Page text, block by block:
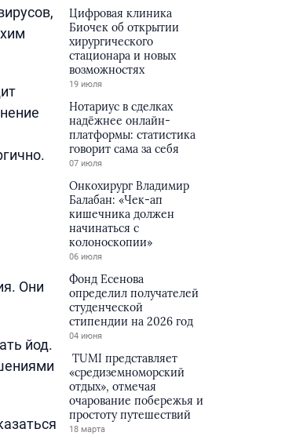
Они
йод.
Цифровая клиника
Биочек об открытии
хирургического
стационара и новых
возможностях
19 июля
Нотариус в сделках
надёжнее онлайн-
платформы: статистика
говорит сама за себя
07 июля
Онкохирург Владимир
Балабан: «Чек-ап
кишечника должен
начинаться с
колоноскопии»
06 июля
Фонд Есенова
определил получателей
студенческой
стипендии на 2026 год
04 июня
TUMI представляет
«средиземноморский
отдых», отмечая
очарование побережья и
простоту путешествий
18 марта